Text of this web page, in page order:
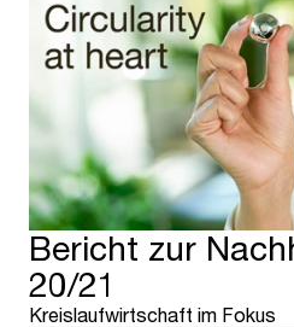
Bericht zur
20/21
Kreislaufwirtschaft im Fokus